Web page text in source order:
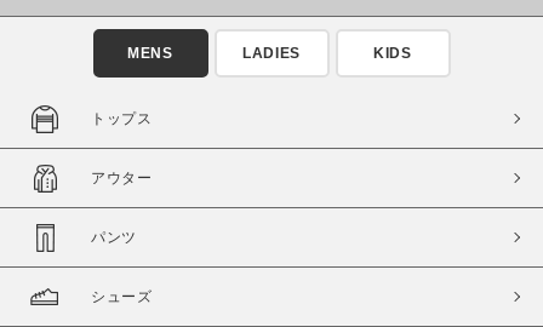
通常商品
セール価格 WEB限定
在庫
在庫あり
MENS LADIES KIDS
トップス
アウター
パンツ
シューズ